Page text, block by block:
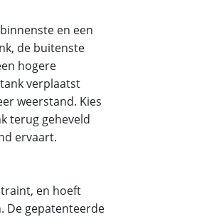
en een
de buitenste
hogere
verplaatst
weerstand. Kies
terug geheveld
ervaart.
en hoeft
De gepatenteerde